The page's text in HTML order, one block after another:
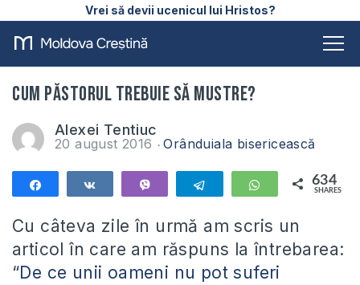
Vrei să devii ucenicul lui Hristos?
Cum păstorul trebuie să mustre?
Alexei Tentiuc
20 august 2016 Orânduiala bisericească
Telegram WhatsApp
634
SHARES
Cu câteva zile în urmă am scris un
articol în care am răspuns la întrebarea:
“De ce unii oameni nu pot suferi